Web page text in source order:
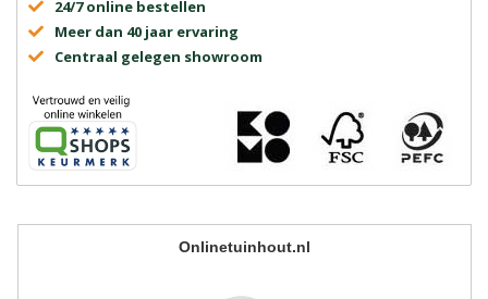
24/7 online bestellen
Meer dan 40 jaar ervaring
Centraal gelegen showroom
Onlinetuinhout.nl